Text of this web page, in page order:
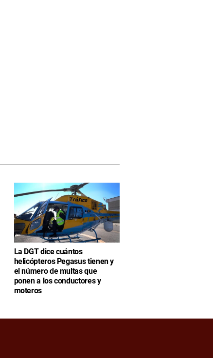
La DGT dice cuántos
helicópteros Pegasus tienen y
el número de multas que
ponen a los conductores y
moteros